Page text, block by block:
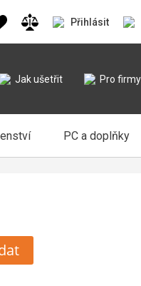
Přihlásit
Jak ušetřit Pro firmy
PC a doplňky